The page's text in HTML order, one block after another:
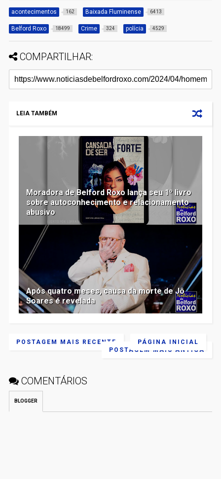
acontecimentos 162 Baixada Fluminense 6413
Belford Roxo 18499 Crime 324 polícia 4529
COMPARTILHAR:
LEIA TAMBÉM
Moradora de Belford Roxo lança seu 1º livro
sobre autoconhecimento e relacionamento
abusivo
Após quatro meses, causa da morte de Jô
Soares é revelada
POSTAGEM MAIS RECENTE
POSTAGEM MAIS ANTIGA
PÁGINA INICIAL
COMENTÁRIOS
BLOGGER